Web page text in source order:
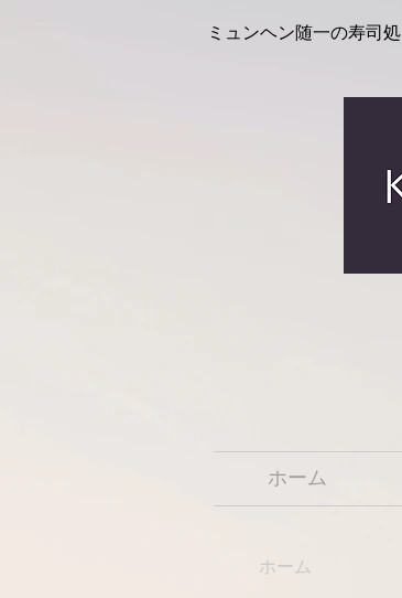
ミュンヘン随一の寿司処
ホーム
ホーム